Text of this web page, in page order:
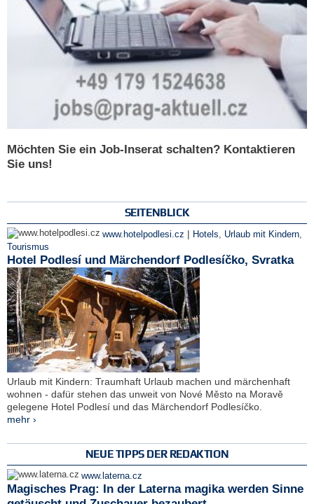
Möchten Sie ein Job-Inserat schalten? Kontaktieren
Sie uns!
SEITENBLICK
www.hotelpodlesi.cz | Hotels, Urlaub mit Kindern,
Tourismus
Hotel Podlesí und Märchendorf Podlesíčko, Svratka
Urlaub mit Kindern: Traumhaft Urlaub machen und märchenhaft
wohnen - dafür stehen das unweit von Nové Město na Moravě
gelegene Hotel Podlesí und das Märchendorf Podlesíčko.
mehr ›
NEUE TIPPS DER REDAKTION
www.laterna.cz
Magisches Prag: In der Laterna magika werden Sinne